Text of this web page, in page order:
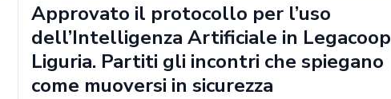
Approvato il protocollo per l’uso
dell’Intelligenza Artificiale in Legacoop
Liguria. Partiti gli incontri che spiegano
come muoversi in sicurezza